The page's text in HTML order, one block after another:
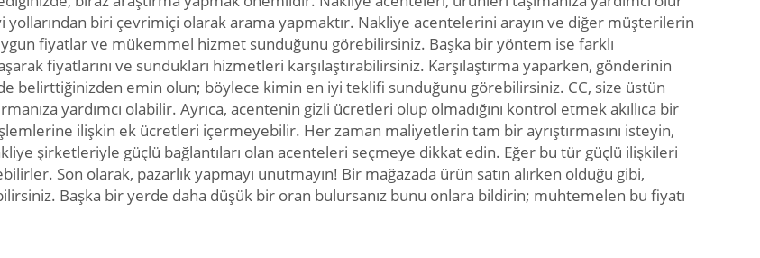
biri çevrimiçi olarak arama yapmaktır. Nakliye acentelerini arayın ve diğer müşterilerin
fiyatlar ve mükemmel hizmet sunduğunu görebilirsiniz. Başka bir yöntem ise farklı
fiyatlarını ve sundukları hizmetleri karşılaştırabilirsiniz. Karşılaştırma yaparken, gönderinin
belirttiğinizden emin olun; böylece kimin en iyi teklifi sunduğunu görebilirsiniz. CC, size üstün
yardımcı olabilir. Ayrıca, acentenin gizli ücretleri olup olmadığını kontrol etmek akıllıca bir
ilişkin ek ücretleri içermeyebilir. Her zaman maliyetlerin tam bir ayrıştırmasını isteyin,
şirketleriyle güçlü bağlantıları olan acenteleri seçmeye dikkat edin. Eğer bu tür güçlü ilişkileri
Son olarak, pazarlık yapmayı unutmayın! Bir mağazada ürün satın alırken olduğu gibi,
Başka bir yerde daha düşük bir oran bulursanız bunu onlara bildirin; muhtemelen bu fiyatı